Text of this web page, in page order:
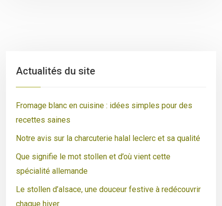
Actualités du site
Fromage blanc en cuisine : idées simples pour des
recettes saines
Notre avis sur la charcuterie halal leclerc et sa qualité
Que signifie le mot stollen et d’où vient cette
spécialité allemande
Le stollen d’alsace, une douceur festive à redécouvrir
chaque hiver